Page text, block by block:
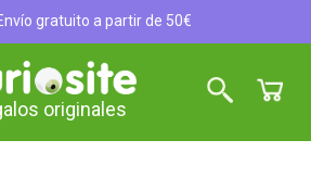
gratuito a partir de 50€
originales